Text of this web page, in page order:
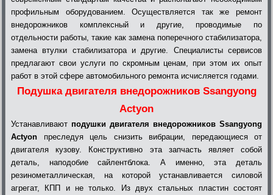
профильным оборудованием. Осуществляется так же ремонт
внедорожников комплексный и другие, проводимые по
отдельности работы, такие как замена поперечного стабилизатора,
замена втулки стабилизатора и другие. Специалисты сервисов
предлагают свои услуги по скромным ценам, при этом их опыт
работ в этой сфере автомобильного ремонта исчисляется годами.
Подушка двигателя внедорожников Ssangyong
Actyon
Устанавливают подушки двигателя внедорожников Ssangyong
Actyon преследуя цель снизить вибрации, передающиеся от
двигателя кузову. Конструктивно эта запчасть являет собой
деталь, наподобие сайлентблока. А именно, эта деталь
резинометаллическая, на которой устанавливается силовой
агрегат, КПП и не только. Из двух стальных пластин состоят